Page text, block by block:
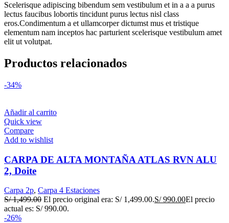
Scelerisque adipiscing bibendum sem vestibulum et in a a a purus
lectus faucibus lobortis tincidunt purus lectus nisl class
eros.Condimentum a et ullamcorper dictumst mus et tristique
elementum nam inceptos hac parturient scelerisque vestibulum amet
elit ut volutpat.
Productos relacionados
-34%
Añadir al carrito
Quick view
Compare
Add to wishlist
CARPA DE ALTA MONTAÑA ATLAS RVN ALU
2, Doite
Carpa 2p, Carpa 4 Estaciones
S/1,499.00 El precio original era: S/ 1,499.00.S/990.00El precio
actual es: S/ 990.00.
-26%